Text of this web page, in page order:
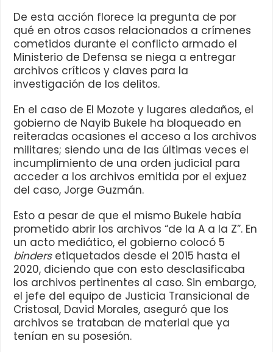
De esta acción florece la pregunta de por
qué en otros casos relacionados a crímenes
cometidos durante el conflicto armado el
Ministerio de Defensa se niega a entregar
archivos críticos y claves para la
investigación de los delitos.
En el caso de El Mozote y lugares aledaños, el
gobierno de Nayib Bukele ha bloqueado en
reiteradas ocasiones el acceso a los archivos
militares; siendo una de las últimas veces el
incumplimiento de una orden judicial para
acceder a los archivos emitida por el exjuez
del caso, Jorge Guzmán.
Esto a pesar de que el mismo Bukele había
prometido abrir los archivos “de la A a la Z”. En
un acto mediático, el gobierno colocó 5
bindersetiquetados desde el 2015 hasta el
2020, diciendo que con esto desclasificaba
los archivos pertinentes al caso. Sin embargo,
el jefe del equipo de Justicia Transicional de
Cristosal, David Morales, aseguró que los
archivos se trataban de material que ya
tenían en su posesión.